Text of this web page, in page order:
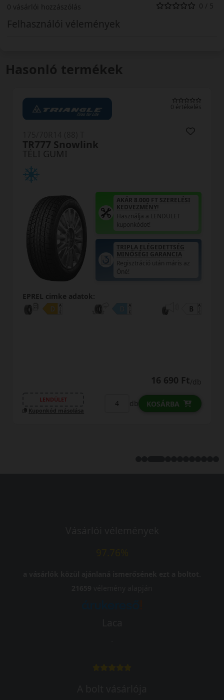
0 vásárlói hozzászólás 0 / 5
Felhasználói vélemények
Hasonló termékek
0 értékelés
TÉLI GUMI
TR777 Snowlink
AKÁR 8.000 FT SZERELÉSI
KEDVEZMÉNY!
Használja a LENDÜLET
kuponkódot!
TRIPLA ELÉGEDETTSÉG
MINŐSÉGI GARANCIA
Regisztráció után máris az
Öné!
EPREL cimke adatok:
16 690 Ft/db
LENDÜLET
Kuponkód másolása
db KOSÁRBA